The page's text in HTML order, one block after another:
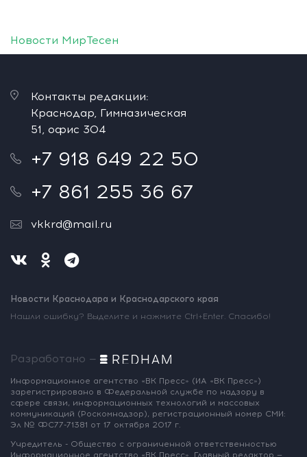
Новости МирТесен
Контакты редакции:
Краснодар, Гимназическая
51, офис 304
+7 918 649 22 50
+7 861 255 36 67
vkkrd@mail.ru
Новости Краснодара и Краснодарского края
Нашли ошибку? Выделите и нажмите Ctrl+Enter. Спасибо!
Разработано —
Информационное агентство «ВК Пресс» (ИА «ВК Пресс»)
зарегистрировано в Федеральной службе по надзору в
сфере связи, информационных технологий и массовых
коммуникаций (Роскомнадзор), регистрационный номер СМИ:
Эл № ФС77-71381 от 17 октября 2017 г.
Учредитель - Общество с ограниченной ответственностью
Информационное агентство «ВК Пресс». Главный редактор —